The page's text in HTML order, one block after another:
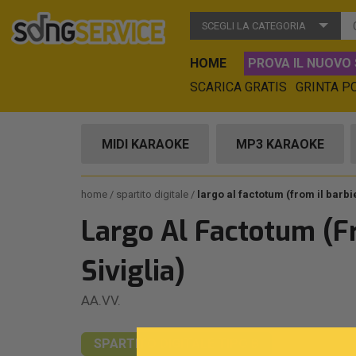
SCEGLI LA CATEGORIA
HOME PROVA IL NUOVO
SCARICA GRATIS
GRINTA
MIDI KARAOKE MP3 KARAOKE
home spartito digitale largo al factotum (from il
Largo Al Factotum
Siviglia)
AA.VV.
SPARTITO DIGITALE